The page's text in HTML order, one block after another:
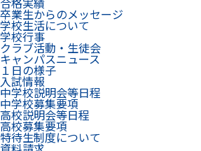
卒業生からのメッセージ
学校生活について
学校行事
クラブ活動・生徒会
キャンパスニュース
１日の様子
入試情報
中学校説明会等日程
中学校募集要項
高校説明会等日程
高校募集要項
特待生制度について